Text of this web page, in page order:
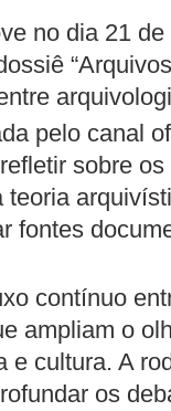
no dia 21
pelo canal
sobre
fontes
contínuo
ampliam o
e cultura. A
os